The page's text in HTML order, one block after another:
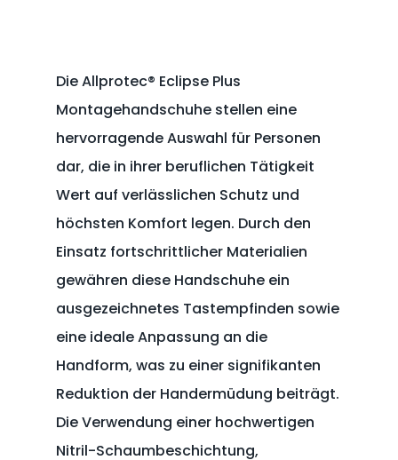
Die Allprotec® Eclipse Plus
Montagehandschuhe stellen eine
hervorragende Auswahl für Personen
dar, die in ihrer beruflichen Tätigkeit
Wert auf verlässlichen Schutz und
höchsten Komfort legen. Durch den
Einsatz fortschrittlicher Materialien
gewähren diese Handschuhe ein
ausgezeichnetes Tastempfinden sowie
eine ideale Anpassung an die
Handform, was zu einer signifikanten
Reduktion der Handermüdung beiträgt.
Die Verwendung einer hochwertigen
Nitril-Schaumbeschichtung,